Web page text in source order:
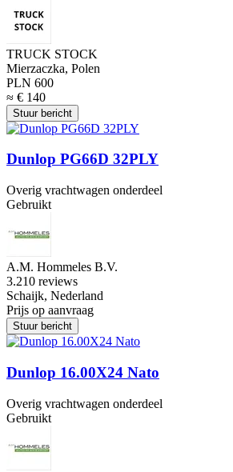
TRUCK STOCK
Mierzaczka, Polen
PLN 600
≈ € 140
Stuur bericht
Dunlop PG66D 32PLY
Overig vrachtwagen onderdeel
Gebruikt
A.M. Hommeles B.V.
3.210 reviews
Schaijk, Nederland
Prijs op aanvraag
Stuur bericht
Dunlop 16.00X24 Nato
Overig vrachtwagen onderdeel
Gebruikt